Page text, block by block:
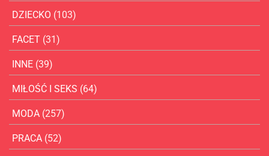
DZIECKO (103)
FACET (31)
INNE (39)
MIŁOŚĆ I SEKS (64)
MODA (257)
PRACA (52)